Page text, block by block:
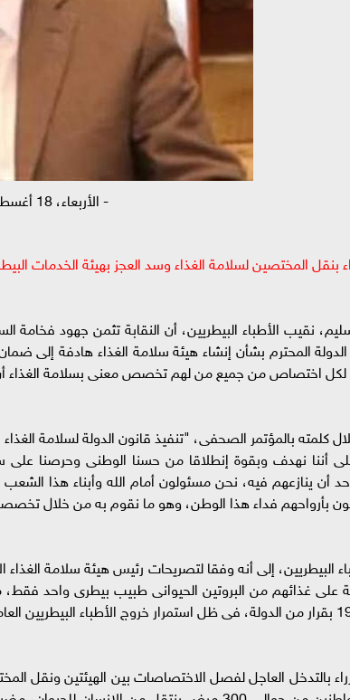
-الأربعاء، 18 أغسطس 2021
بنقل المختصين لسلامة الغذاء وسد العجز بهيئة الخدمات
سليم، نقيب الأطباء البيطريين، أن النقابة تثمن جهود
المحترم بشأن إنشاء هيئة سلامة الغذاء هادفة إلى
لكل اختصاص من جميع من لهم تخصص معنى بسلامة الغذاء
كلمته بالمؤتمر الصحفى، "تنفيذ قانون الدولة لسلامة
أننا نهدف وبقوة إنطلاقا من حسنا الوطنى وحرصنا على
أن ينازعهم فيه، نحن مسئولون أمام الله وأبناء هذا
بأرواحهم فداء هذا الوطن، وهو ما نقوم به من خلال
على غذائهم من البروتين الحيوانى طبيب بيطرى واحد فقط،
بالتدخل العاجل لفصل الاختصاصات بين الهيئتين ونقل